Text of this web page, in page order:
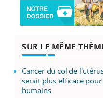
SUR LE MÊME
Cancer du col de
serait plus efficace
humains